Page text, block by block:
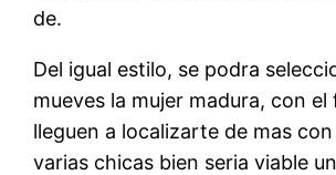
de.
Del igual estilo, se podra
mueves la mujer madura, con el
lleguen a localizarte de mas
varias chicas bien seri­a viable